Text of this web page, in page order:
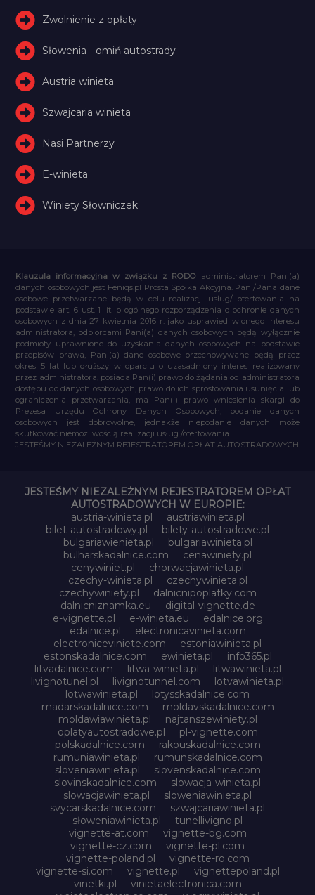
Zwolnienie z opłaty
Słowenia - omiń autostrady
Austria winieta
Szwajcaria winieta
Nasi Partnerzy
E-winieta
Winiety Słowniczek
Klauzula informacyjna w związku z RODO administratorem Pani(a)
danych osobowych jest Feniqs.pl Prosta Spółka Akcyjna. Pani/Pana dane
osobowe przetwarzane będą w celu realizacji usług/ ofertowania na
podstawie art. 6 ust. 1 lit. b ogólnego rozporządzenia o ochronie danych
osobowych z dnia 27 kwietnia 2016 r. jako usprawiedliwionego interesu
administratora, odbiorcami Pani(a) danych osobowych będą wyłącznie
podmioty uprawnione do uzyskania danych osobowych na podstawie
przepisów prawa, Pani(a) dane osobowe przechowywane będą przez
okres 5 lat lub dłuższy w oparciu o uzasadniony interes realizowany
przez administratora, posiada Pan(i) prawo do żądania od administratora
dostępu do danych osobowych, prawo do ich sprostowania usunięcia lub
ograniczenia przetwarzania, ma Pan(i) prawo wniesienia skargi do
Prezesa Urzędu Ochrony Danych Osobowych, podanie danych
osobowych jest dobrowolne, jednakże niepodanie danych może
skutkować niemożliwością realizacji usług /ofertowania.
JESTEŚMY NIEZALEŻNYM REJESTRATOREM OPŁAT AUTOSTRADOWYCH
JESTEŚMY NIEZALEŻNYM REJESTRATOREM OPŁAT
AUTOSTRADOWYCH W EUROPIE:
austria-winieta.pl
austriawinieta.pl
bilet-autostradowy.pl
bilety-autostradowe.pl
bulgariawienieta.pl
bulgariawinieta.pl
bulharskadalnice.com
cenawiniety.pl
cenywiniet.pl
chorwacjawinieta.pl
czechy-winieta.pl
czechywinieta.pl
czechywiniety.pl
dalnicnipoplatky.com
dalnicniznamka.eu
digital-vignette.de
e-vignette.pl
e-winieta.eu
edalnice.org
edalnice.pl
electronicavinieta.com
electroniceviniete.com
estoniawinieta.pl
estonskadalnice.com
ewinieta.pl
info365.pl
litvadalnice.com
litwa-winieta.pl
litwawinieta.pl
livignotunel.pl
livignotunnel.com
lotvawinieta.pl
lotwawinieta.pl
lotysskadalnice.com
madarskadalnice.com
moldavskadalnice.com
moldawiawinieta.pl
najtanszewiniety.pl
oplatyautostradowe.pl
pl-vignette.com
polskadalnice.com
rakouskadalnice.com
rumuniawinieta.pl
rumunskadalnice.com
sloveniawinieta.pl
slovenskadalnice.com
slovinskadalnice.com
slowacja-winieta.pl
slowacjawinieta.pl
sloweniawinieta.pl
svycarskadalnice.com
szwajcariawinieta.pl
słoweniawinieta.pl
tunellivigno.pl
vignette-at.com
vignette-bg.com
vignette-cz.com
vignette-pl.com
vignette-poland.pl
vignette-ro.com
vignette-si.com
vignette.pl
vignettepoland.pl
vinetki.pl
vinietaelectronica.com